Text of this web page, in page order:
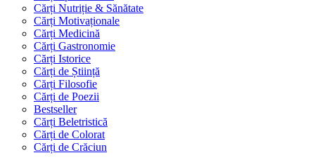
Cărți Nutriție & Sănătate
Cărți Motivaționale
Cărți Medicină
Cărți Gastronomie
Cărți Istorice
Cărți de Știință
Cărți Filosofie
Cărți de Poezii
Bestseller
Cărți Beletristică
Cărți de Colorat
Cărți de Crăciun